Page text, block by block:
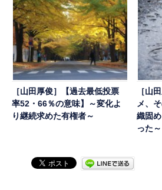
［山田厚俊］【過去最低投票
率52・66％の意味】～変化よ
り継続求めた有権者～
［山
メ、
織固
った～